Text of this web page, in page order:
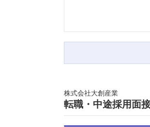
株式会社大創産業
転職・中途採用面